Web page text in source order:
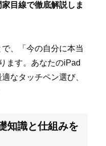
目線で徹底解説しま
、「今の自分に本当
ます。あなたのiPad
なタッチペン選び、
知識と仕組みを